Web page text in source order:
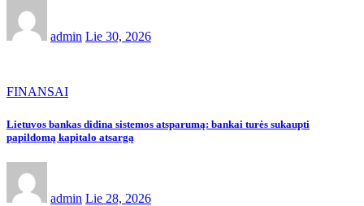
admin Lie 30, 2026
FINANSAI
Lietuvos bankas didina sistemos atsparumą: bankai turės sukaupti
papildomą kapitalo atsargą
admin Lie 28, 2026